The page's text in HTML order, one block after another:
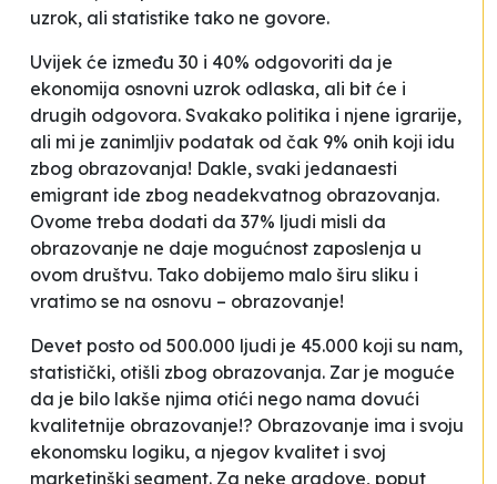
uzrok, ali statistike tako ne govore.
Uvijek će između 30 i 40% odgovoriti da je
ekonomija osnovni uzrok odlaska, ali bit će i
drugih odgovora. Svakako politika i njene igrarije,
ali mi je zanimljiv podatak od čak 9% onih koji idu
zbog obrazovanja! Dakle, svaki jedanaesti
emigrant ide zbog neadekvatnog obrazovanja.
Ovome treba dodati da 37% ljudi misli da
obrazovanje ne daje mogućnost zaposlenja u
ovom društvu. Tako dobijemo malo širu sliku i
vratimo se na osnovu – obrazovanje!
Devet posto od 500.000 ljudi je 45.000 koji su nam,
statistički, otišli zbog obrazovanja. Zar je moguće
da je bilo lakše njima otići nego nama dovući
kvalitetnije obrazovanje!? Obrazovanje ima i svoju
ekonomsku logiku, a njegov kvalitet i svoj
marketinški segment. Za neke gradove, poput